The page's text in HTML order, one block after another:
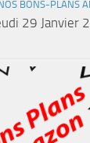
BONS-PLANS
29 Janvier